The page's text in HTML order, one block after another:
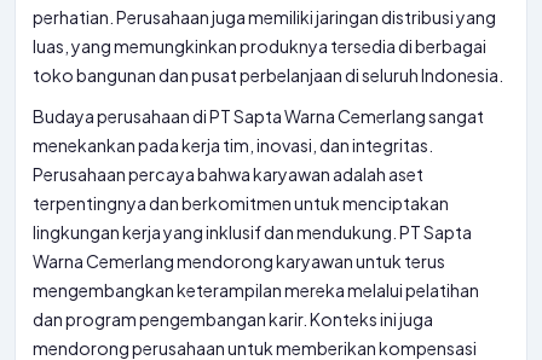
perhatian. Perusahaan juga memiliki jaringan distribusi yang
luas, yang memungkinkan produknya tersedia di berbagai
toko bangunan dan pusat perbelanjaan di seluruh Indonesia.
Budaya perusahaan di PT Sapta Warna Cemerlang sangat
menekankan pada kerja tim, inovasi, dan integritas.
Perusahaan percaya bahwa karyawan adalah aset
terpentingnya dan berkomitmen untuk menciptakan
lingkungan kerja yang inklusif dan mendukung. PT Sapta
Warna Cemerlang mendorong karyawan untuk terus
mengembangkan keterampilan mereka melalui pelatihan
dan program pengembangan karir. Konteks ini juga
mendorong perusahaan untuk memberikan kompensasi